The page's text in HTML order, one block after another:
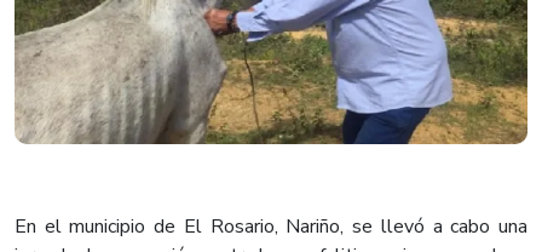
En el municipio de El Rosario, Nariño, se llevó a cabo una